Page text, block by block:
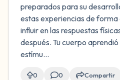
preparados para su
estas experiencias de
influir en las respuestas
después. Tu cuerpo
estímu...
0 0 Compartir